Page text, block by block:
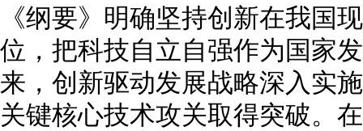
《纲要》明确坚持创新在我国
位，把科技自立自强作为国家
来，创新驱动发展战略深入实
关键核心技术攻关取得突破。